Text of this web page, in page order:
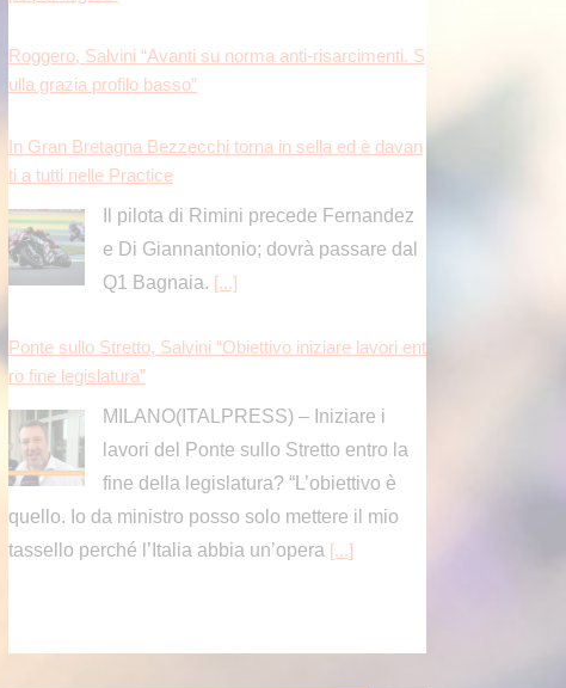
ulla grazia profilo basso”
ti a tutti nelle Practice
Il pilota di Rimini precede Fernandez
e Di Giannantonio; dovrà passare dal
Q1 Bagnaia.[...]
ro fine legislatura”
MILANO(ITALPRESS) – Iniziare i
lavori del Ponte sullo Stretto entro la
fine della legislatura? “L’obiettivo è
quello. Io da ministro posso solo mettere il mio
tassello perché l’Italia abbia un’opera[...]